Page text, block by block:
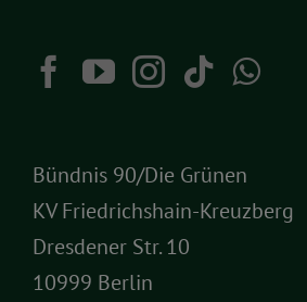
Bündnis 90/Die Grünen
KV Friedrichshain-Kreuzberg
Dresdener Str. 10
10999 Berlin